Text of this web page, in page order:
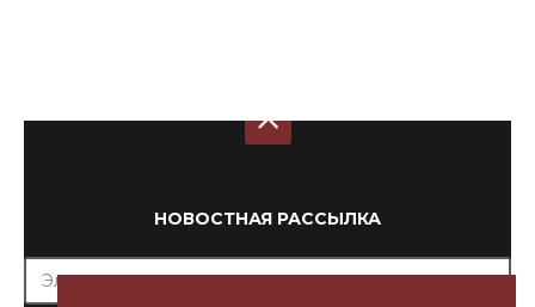
НОВОСТНАЯ РАССЫЛКА